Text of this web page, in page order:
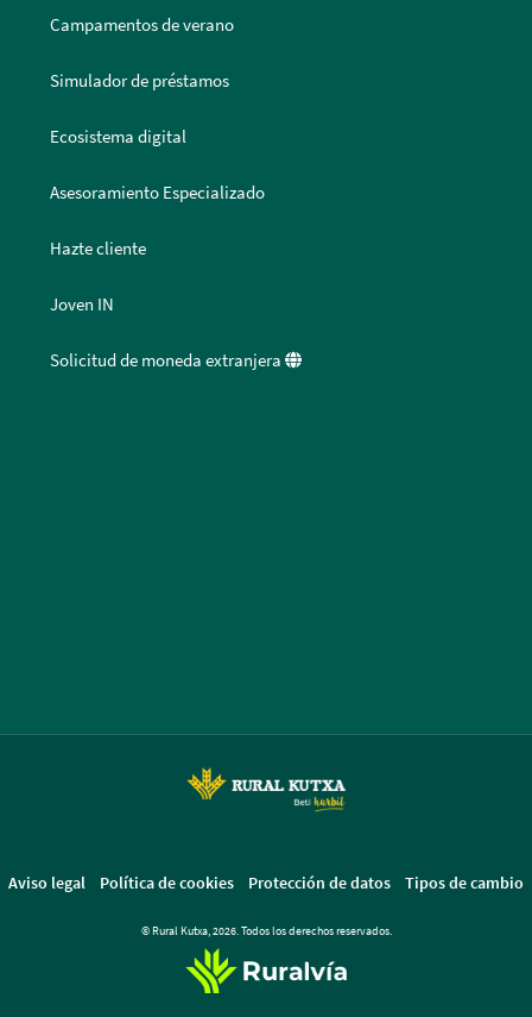
Campamentos de verano
Simulador de préstamos
Ecosistema digital
Asesoramiento Especializado
Hazte cliente
Joven IN
Solicitud de moneda extranjera
Aviso legal Política de cookies Protección de datos Tipos de cambio
© Rural Kutxa, 2026. Todos los derechos reservados.